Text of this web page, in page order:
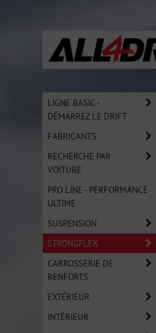
LIGNE BASIC -
DÉMARREZ LE DRIFT
FABRICANTS
RECHERCHE PAR
VOITURE
PRO LINE - PERFORMANCE
ULTIME
SUSPENSION
STRONGFLEX
CARROSSERIE DE
RENFORTS
EXTÉRIEUR
INTÉRIEUR